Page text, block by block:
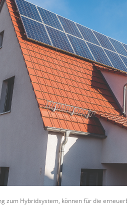
zum Hybridsystem, können für die